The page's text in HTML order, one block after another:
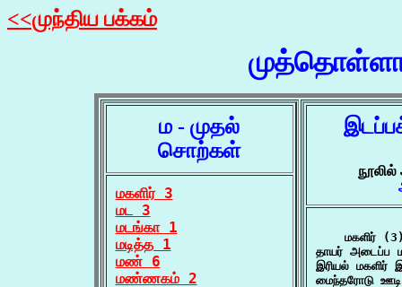
<<முந்திய பக்கம்
ம - முதல்
சொற்கள்
மகளிர் 3
மட 3
மடங்கா 1
மடித்த 1
மண் 6
மண்ணகம் 2
நூலில்
மகளிர்
தாயர் அடைப்ப
இரியல்
மைந்தரோடு